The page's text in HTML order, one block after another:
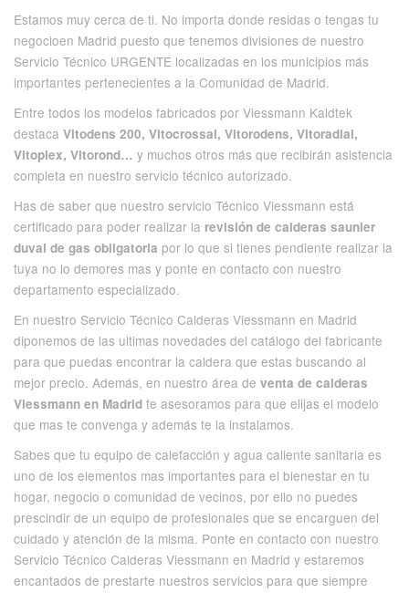
Estamos muy cerca de ti. No importa donde residas o tengas tu
negocioen Madrid puesto que tenemos divisiones de nuestro
Servicio Técnico URGENTE localizadas en los municipios más
importantes pertenecientes a la Comunidad de Madrid.
Entre todos los modelos fabricados por Viessmann Kaldtek
destaca Vitodens 200, Vitocrossal, Vitorodens, Vitoradial,
Vitoplex, Vitorond… y muchos otros más que recibirán asistencia
completa en nuestro servicio técnico autorizado.
Has de saber que nuestro servicio Técnico Viessmann está
certificado para poder realizar la revisión de calderas saunier
duval de gas obligatoria por lo que si tienes pendiente realizar la
tuya no lo demores mas y ponte en contacto con nuestro
departamento especializado.
En nuestro Servicio Técnico Calderas Viessmann en Madrid
diponemos de las ultimas novedades del catálogo del fabricante
para que puedas encontrar la caldera que estas buscando al
mejor precio. Además, en nuestro área de venta de calderas
Viessmann en Madrid te asesoramos para que elijas el modelo
que mas te convenga y además te la instalamos.
Sabes que tu equipo de calefacción y agua caliente sanitaria es
uno de los elementos mas importantes para el bienestar en tu
hogar, negocio o comunidad de vecinos, por ello no puedes
prescindir de un equipo de profesionales que se encarguen del
cuidado y atención de la misma. Ponte en contacto con nuestro
Servicio Técnico Calderas Viessmann en Madrid y estaremos
encantados de prestarte nuestros servicios para que siempre